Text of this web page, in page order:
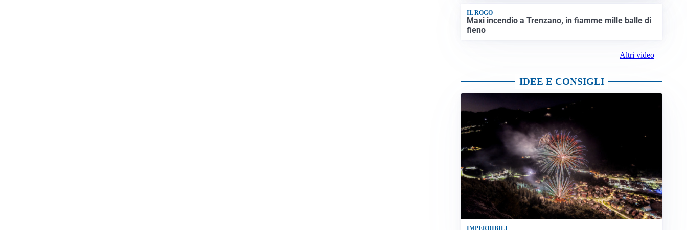
IL ROGO
Maxi incendio a Trenzano, in fiamme mille balle di
fieno
Altri video
IDEE E CONSIGLI
IMPERDIBILI